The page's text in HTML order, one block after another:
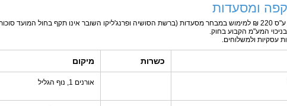
סוכות ופסח).
המע"מ הקבוע בחוק.
עסקיות ולמשלוחים.
כשרות מיקום
אורנים 1, נוף הגליל